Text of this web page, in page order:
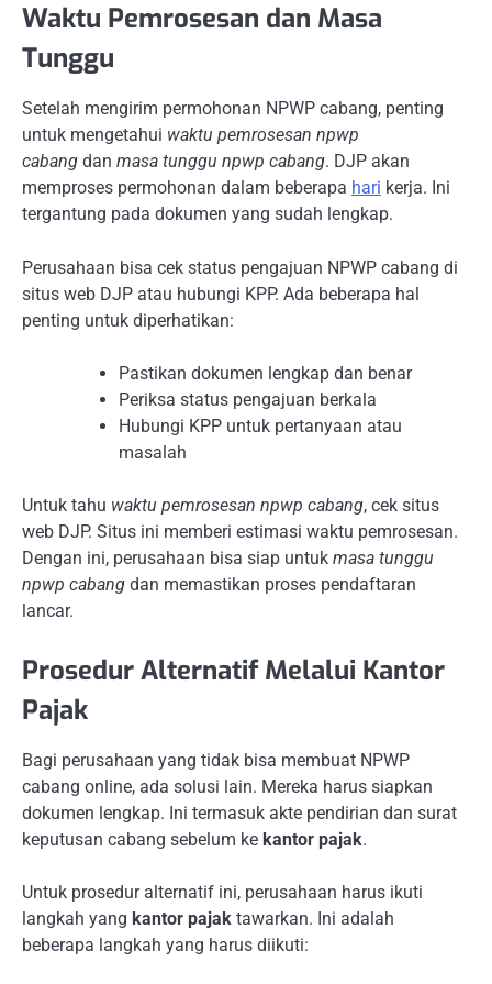
Waktu Pemrosesan dan Masa
Tunggu
Setelah mengirim permohonan NPWP cabang, penting
untuk mengetahui waktu pemrosesan npwp
cabang dan masa tunggu npwp cabang. DJP akan
memproses permohonan dalam beberapa hari kerja. Ini
tergantung pada dokumen yang sudah lengkap.
Perusahaan bisa cek status pengajuan NPWP cabang di
situs web DJP atau hubungi KPP. Ada beberapa hal
penting untuk diperhatikan:
Pastikan dokumen lengkap dan benar
Periksa status pengajuan berkala
Hubungi KPP untuk pertanyaan atau
masalah
Untuk tahu waktu pemrosesan npwp cabang, cek situs
web DJP. Situs ini memberi estimasi waktu pemrosesan.
Dengan ini, perusahaan bisa siap untuk masa tunggu
npwp cabang dan memastikan proses pendaftaran
lancar.
Prosedur Alternatif Melalui Kantor
Pajak
Bagi perusahaan yang tidak bisa membuat NPWP
cabang online, ada solusi lain. Mereka harus siapkan
dokumen lengkap. Ini termasuk akte pendirian dan surat
keputusan cabang sebelum ke kantor pajak.
Untuk prosedur alternatif ini, perusahaan harus ikuti
langkah yang kantor pajak tawarkan. Ini adalah
beberapa langkah yang harus diikuti: